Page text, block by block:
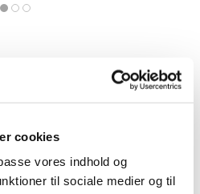
cookies
vores indhold og
til sociale medier og til
Spar 30%